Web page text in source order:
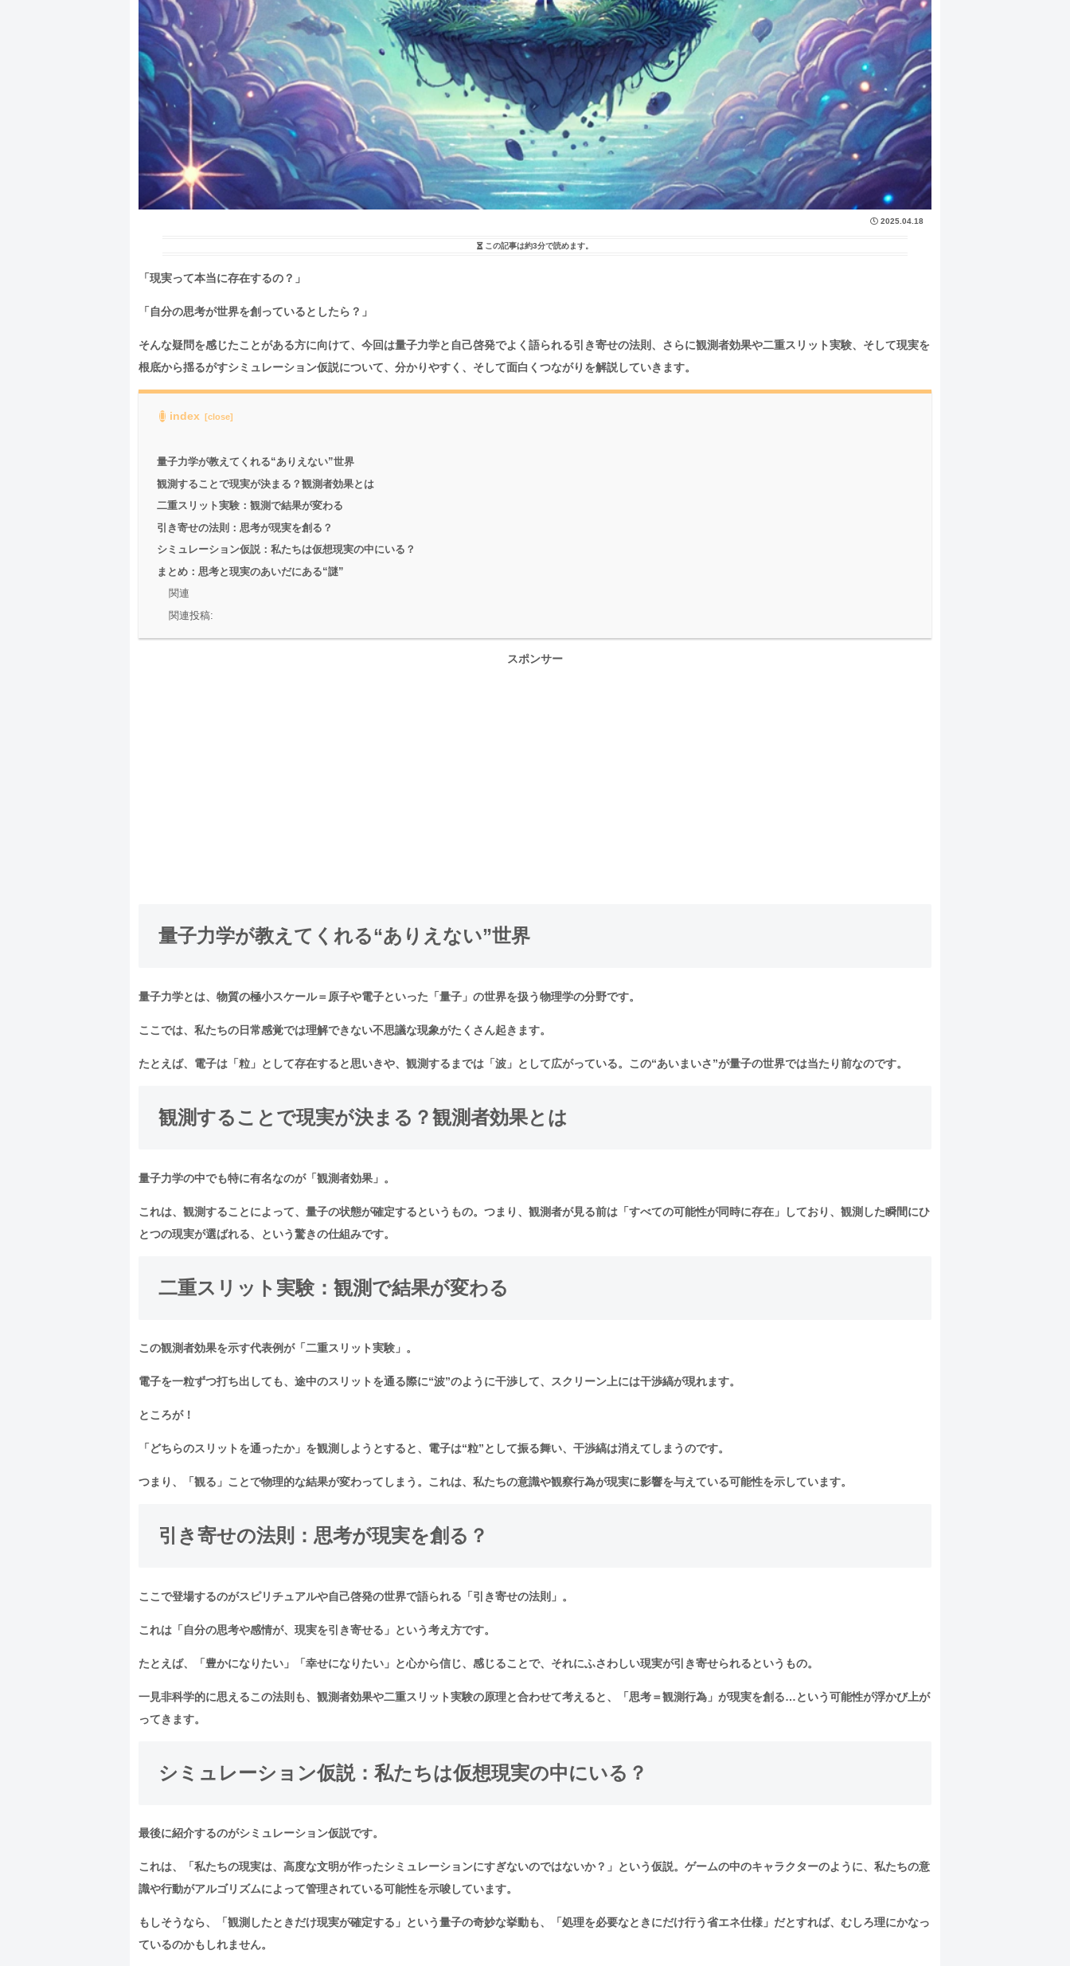
2025.04.18
この記事は約3分で読めます。
「現実って本当に存在するの？」
「自分の思考が世界を創っているとしたら？」
そんな疑問を感じたことがある方に向けて、今回は量子力学と自己啓発でよく語られる引き寄せの法則、さらに観測者効果や二重スリット実験、そして現実を
根底から揺るがすシミュレーション仮説について、分かりやすく、そして面白くつながりを解説していきます。
index
量子力学が教えてくれる“ありえない”世界
観測することで現実が決まる？観測者効果とは
二重スリット実験：観測で結果が変わる
引き寄せの法則：思考が現実を創る？
シミュレーション仮説：私たちは仮想現実の中にいる？
まとめ：思考と現実のあいだにある“謎”
関連
関連投稿:
スポンサー
量子力学が教えてくれる“ありえない”世界
量子力学とは、物質の極小スケール＝原子や電子といった「量子」の世界を扱う物理学の分野です。
ここでは、私たちの日常感覚では理解できない不思議な現象がたくさん起きます。
たとえば、電子は「粒」として存在すると思いきや、観測するまでは「波」として広がっている。この“あいまいさ”が量子の世界では当たり前なのです。
観測することで現実が決まる？観測者効果とは
量子力学の中でも特に有名なのが「観測者効果」。
これは、観測することによって、量子の状態が確定するというもの。つまり、観測者が見る前は「すべての可能性が同時に存在」しており、観測した瞬間にひ
とつの現実が選ばれる、という驚きの仕組みです。
二重スリット実験：観測で結果が変わる
この観測者効果を示す代表例が「二重スリット実験」。
電子を一粒ずつ打ち出しても、途中のスリットを通る際に“波”のように干渉して、スクリーン上には干渉縞が現れます。
ところが！
「どちらのスリットを通ったか」を観測しようとすると、電子は“粒”として振る舞い、干渉縞は消えてしまうのです。
つまり、「観る」ことで物理的な結果が変わってしまう。これは、私たちの意識や観察行為が現実に影響を与えている可能性を示しています。
引き寄せの法則：思考が現実を創る？
ここで登場するのがスピリチュアルや自己啓発の世界で語られる「引き寄せの法則」。
これは「自分の思考や感情が、現実を引き寄せる」という考え方です。
たとえば、「豊かになりたい」「幸せになりたい」と心から信じ、感じることで、それにふさわしい現実が引き寄せられるというもの。
一見非科学的に思えるこの法則も、観測者効果や二重スリット実験の原理と合わせて考えると、「思考＝観測行為」が現実を創る…という可能性が浮かび上が
ってきます。
シミュレーション仮説：私たちは仮想現実の中にいる？
最後に紹介するのがシミュレーション仮説です。
これは、「私たちの現実は、高度な文明が作ったシミュレーションにすぎないのではないか？」という仮説。ゲームの中のキャラクターのように、私たちの意
識や行動がアルゴリズムによって管理されている可能性を示唆しています。
もしそうなら、「観測したときだけ現実が確定する」という量子の奇妙な挙動も、「処理を必要なときにだけ行う省エネ仕様」だとすれば、むしろ理にかなっ
ているのかもしれません。